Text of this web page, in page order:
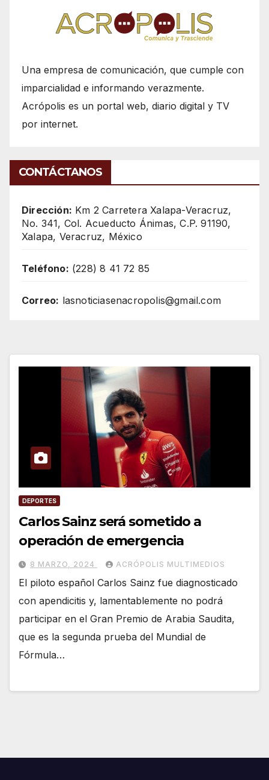
Una empresa de comunicación, que cumple con
imparcialidad e informando verazmente.
Acrópolis es un portal web, diario digital y TV
por internet.
CONTÁCTANOS
Dirección: Km 2 Carretera Xalapa-Veracruz,
No. 341, Col. Acueducto Ánimas, C.P. 91190,
Xalapa, Veracruz, México
Teléfono: (228) 8 41 72 85
Correo: lasnoticiasenacropolis@gmail.com
DEPORTES
Carlos Sainz será sometido a
operación de emergencia
8 MARZO, 2024 ACRÓPOLIS MULTIMEDIOS
El piloto español Carlos Sainz fue diagnosticado
con apendicitis y, lamentablemente no podrá
participar en el Gran Premio de Arabia Saudita,
que es la segunda prueba del Mundial de
Fórmula…